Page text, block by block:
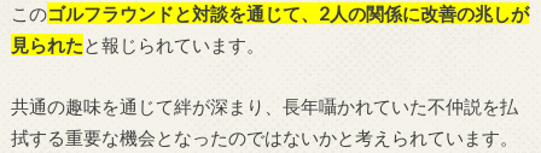
このゴルフラウンドと対談を通じて、2人の関係に改善の兆しが
見られたと報じられています。
共通の趣味を通じて絆が深まり、長年囁かれていた不仲説を払
拭する重要な機会となったのではないかと考えられています。